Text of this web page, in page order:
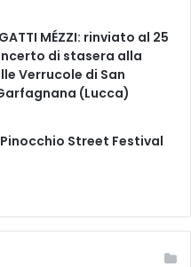
MÉZZI: rinviato al 25
di stasera alla
Verrucole di San
(Lucca)
Pinocchio Street Festival